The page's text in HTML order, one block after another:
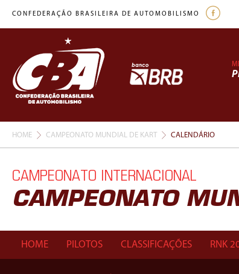
CONFEDERAÇÃO BRASILEIRA DE AUTOMOBILISMO
HOME CAMPEONATO MUNDIAL DE KART CALENDÁRIO
CAMPEONATO INTERNACIONAL
CAMPEONATO
HOME PILOTOS CLASSIFICAÇÕES RNK